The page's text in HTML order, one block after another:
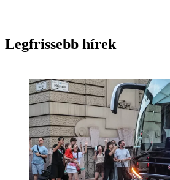
Legfrissebb hírek